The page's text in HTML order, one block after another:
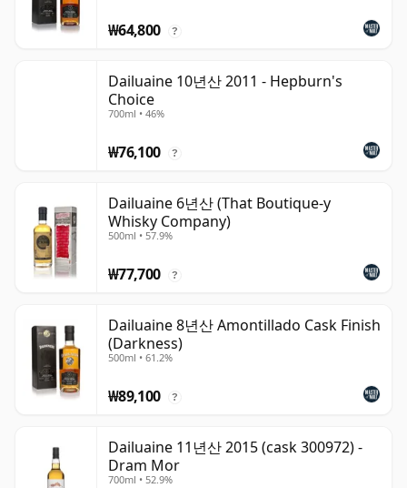
₩64,800 ?
Dailuaine 10년산 2011 - Hepburn's
Choice
700ml • 46%
₩76,100 ?
Dailuaine 6년산 (That Boutique-y
Whisky Company)
500ml • 57.9%
₩77,700 ?
Dailuaine 8년산 Amontillado Cask Finish
(Darkness)
500ml • 61.2%
₩89,100 ?
Dailuaine 11년산 2015 (cask 300972) -
Dram Mor
700ml • 52.9%